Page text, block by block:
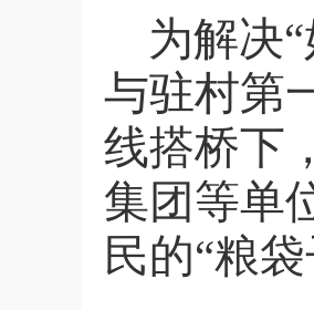
为解决
与驻村第
线搭桥下
集团等单
民的“粮